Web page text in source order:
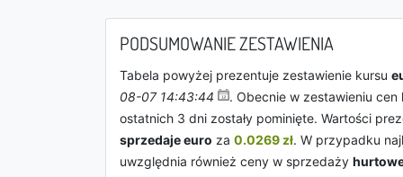
PODSUMOWANIE ZESTAWIENIA
Tabela powyżej prezentuje zestawienie kursu
08-07 14:43:44
. Obecnie w zestawieniu
ostatnich 3 dni zostały pominięte. Wartości
sprzedaje euro za 0.0269 zł. W przypadku
uwzględnia również ceny w sprzedaży